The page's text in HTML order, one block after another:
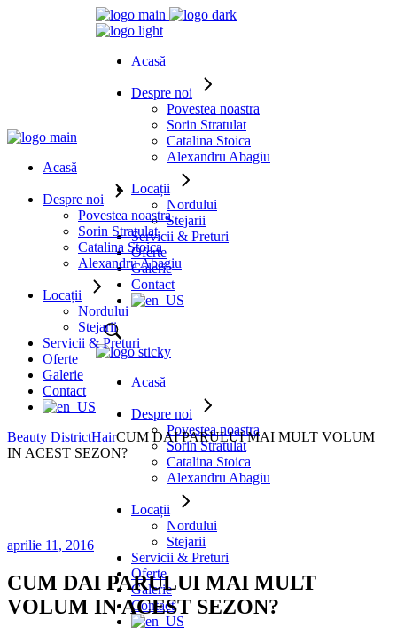
Acasă
Despre noi
Povestea noastra
Sorin Stratulat
Catalina Stoica
Alexandru Abagiu
Locații
Nordului
Stejarii
Servicii & Preturi
Oferte
Galerie
Contact
Acasă
Despre noi
Povestea noastra
Sorin Stratulat
Catalina Stoica
Alexandru Abagiu
Locații
Nordului
Stejarii
Servicii & Preturi
Oferte
Galerie
Contact
Acasă
Despre noi
Povestea noastra
Sorin Stratulat
Catalina Stoica
Alexandru Abagiu
Locații
Nordului
Stejarii
Servicii & Preturi
Oferte
Galerie
Contact
Beauty DistrictHairCUM DAI PARULUI MAI MULT VOLUM
IN ACEST SEZON?
aprilie 11, 2016
CUM DAI PARULUI MAI MULT
VOLUM IN ACEST SEZON?